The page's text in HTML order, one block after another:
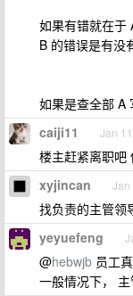
如果有错就在于
B 的错误是有没
如果是查全部 A
caiji11 Jan
楼主赶紧离职吧
xyjincan Jan
找负责的主管领
yeyuefeng
@hebwjb 员工
一般情况下，